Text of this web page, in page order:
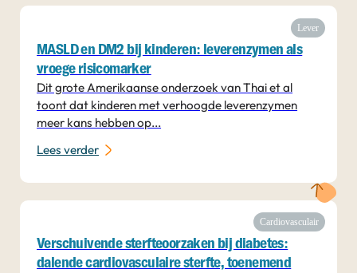
Lever
MASLD en DM2 bij kinderen: leverenzymen als
vroege risicomarker
Dit grote Amerikaanse onderzoek van Thai et al
toont dat kinderen met verhoogde leverenzymen
meer kans hebben op...
Lees verder
Cardiovasculair
Verschuivende sterfteoorzaken bij diabetes:
dalende cardiovasculaire sterfte, toenemend